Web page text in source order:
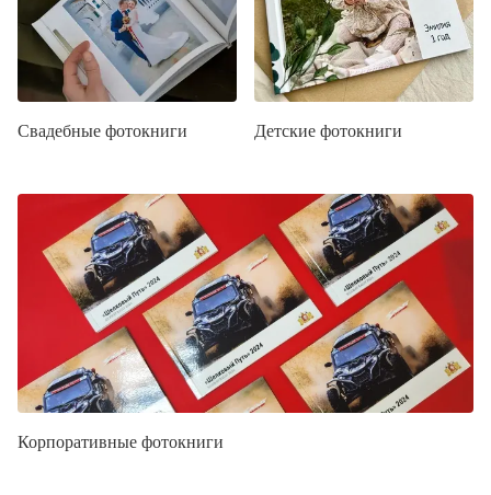
Свадебные фотокниги Детские фотокниги
Корпоративные фотокниги